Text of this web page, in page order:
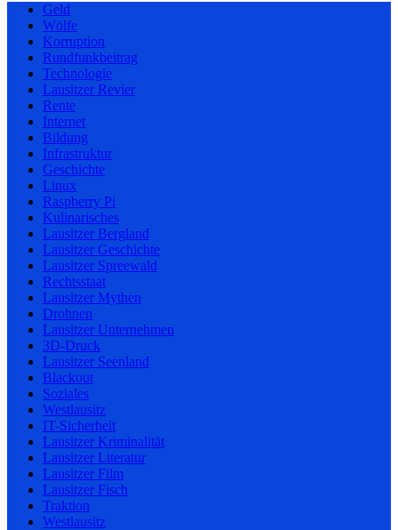
Geld
Wölfe
Korruption
Rundfunkbeitrag
Technologie
Lausitzer Revier
Rente
Internet
Bildung
Infrastruktur
Geschichte
Linux
Raspberry Pi
Kulinarisches
Lausitzer Bergland
Lausitzer Geschichte
Lausitzer Spreewald
Rechtsstaat
Lausitzer Mythen
Drohnen
Lausitzer Unternehmen
3D-Druck
Lausitzer Seenland
Blackout
Soziales
Westlausitz
IT-Sicherheit
Lausitzer Kriminalität
Lausitzer Literatur
Lausitzer Film
Lausitzer Fisch
Traktion
Westlausitz